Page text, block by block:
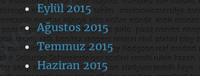
Eylül 2015
Ağustos 2015
Temmuz 2015
Haziran 2015